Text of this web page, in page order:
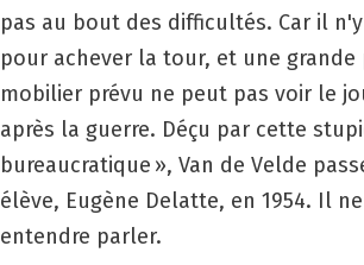
pas au bout des difficultés. Car il
pour achever la tour, et une grande
mobilier prévu ne peut pas voir le
après la guerre. Déçu par cette
bureaucratique », Van de Velde
élève, Eugène Delatte, en 1954. Il
entendre parler.